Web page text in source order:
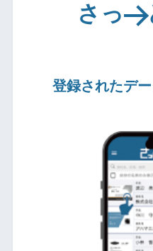
さっ
登録されたデ